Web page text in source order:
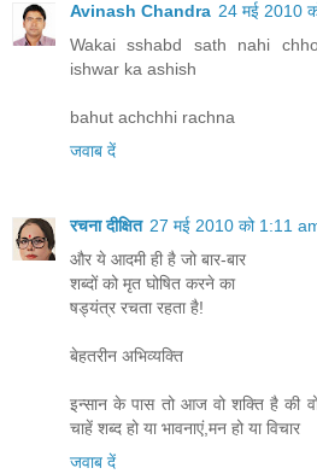
Avinash Chandra 24 मई 2010
Wakai sshabd sath nahi
ishwar ka ashish
bahut achchhi rachna
जवाब दें
रचना दीक्षित 27 मई 2010 को 1:11
और ये आदमी ही है जो बार-बार
शब्दों को मृत घोषित करने का
षड्यंत्र रचता रहता है!
बेहतरीन अभिव्यक्ति
इन्सान के पास तो आज वो शक्ति है की
चाहें शब्द हो या भावनाएं,मन हो या विचार
जवाब दें